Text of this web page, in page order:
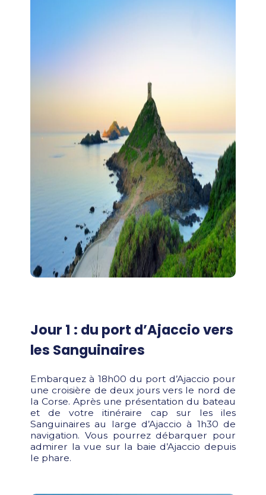
Jour 1 : du port d’Ajaccio vers
les Sanguinaires
Embarquez à 18h00 du port d’Ajaccio pour
une croisière de deux jours vers le nord de
la Corse. Après une présentation du bateau
et de votre itinéraire cap sur les iles
Sanguinaires au large d’Ajaccio à 1h30 de
navigation. Vous pourrez débarquer pour
admirer la vue sur la baie d’Ajaccio depuis
le phare.